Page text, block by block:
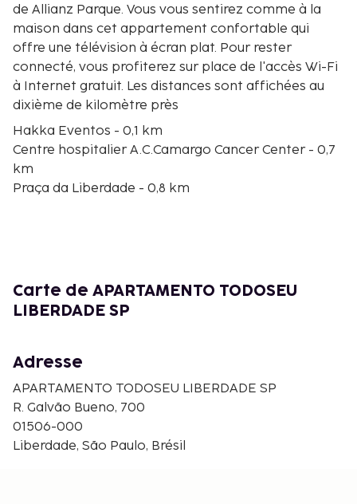
de Allianz Parque. Vous vous sentirez comme à la
maison dans cet appartement confortable qui
offre une télévision à écran plat. Pour rester
connecté, vous profiterez sur place de l'accès Wi-Fi
à Internet gratuit. Les distances sont affichées au
dixième de kilomètre près
Hakka Eventos - 0,1 km
Centre hospitalier A.C.Camargo Cancer Center - 0,7
km
Praça da Liberdade - 0,8 km
Alemao Oswaldo Cruz Hospital - 1,8 km
Avenue Paulista - 1,9 km
Rua Augusta - 2,1 km
Rua 25 de Março (zone commerçante) - 2,2 km
Monastère de São Bento - 2,2 km
Belvédère Sesc Paulista - 2,2 km
Hôpital Hcor - 2,3 km
Carte de APARTAMENTO TODOSEU
LIBERDADE SP
Adresse
APARTAMENTO TODOSEU LIBERDADE SP
R. Galvão Bueno, 700
01506-000
Liberdade, São Paulo, Brésil